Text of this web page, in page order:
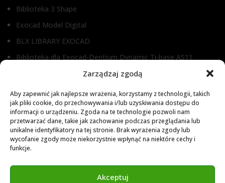
Zarządzaj zgodą
Aby zapewnić jak najlepsze wrażenia, korzystamy z technologii, takich
jak pliki cookie, do przechowywania i/lub uzyskiwania dostępu do
informacji o urządzeniu. Zgoda na te technologie pozwoli nam
przetwarzać dane, takie jak zachowanie podczas przeglądania lub
unikalne identyfikatory na tej stronie. Brak wyrażenia zgody lub
wycofanie zgody może niekorzystnie wpłynąć na niektóre cechy i
funkcje.
Akceptuj
Biblioteka 3 Shape
Exocad Model Digital
BLX LIBRARY EXOCAD
Biblioteka dla Exocad-Dentium Dynamic Ti-base AS11
Biblioteka dla Dental Wings
Biblioteka dla Exocad
Exocad Novamaind library 3.2
3Shape 2024 Library
Exocad 2024 Library
Novamind bredent blueski 2025